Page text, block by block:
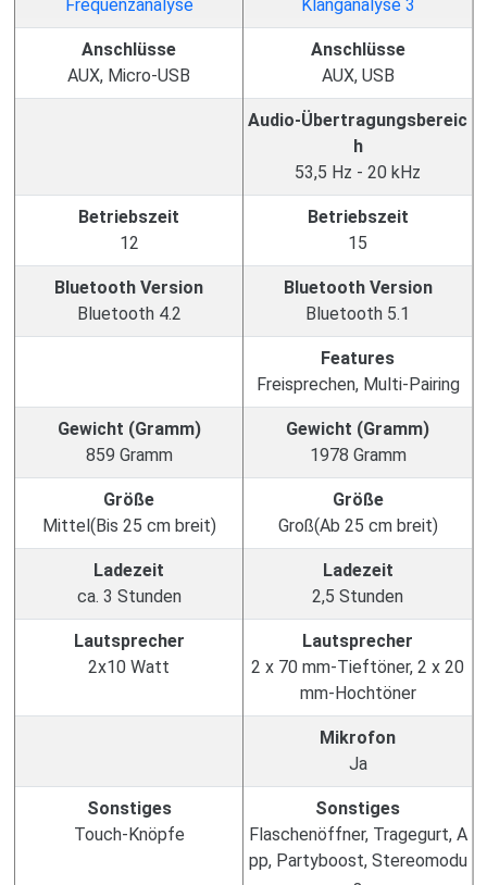
Anschlüsse
AUX, Micro-USB
Anschlüsse
AUX, USB
Audio-Übertragungsbereic
h
53,5 Hz - 20 kHz
Betriebszeit
12
Betriebszeit
15
Bluetooth Version
Bluetooth 4.2
Bluetooth Version
Bluetooth 5.1
Features
Freisprechen, Multi-Pairing
Gewicht (Gramm)
859 Gramm
Gewicht (Gramm)
1978 Gramm
Größe
Mittel(Bis 25 cm breit)
Größe
Groß(Ab 25 cm breit)
Ladezeit
ca. 3 Stunden
Ladezeit
2,5 Stunden
Lautsprecher
2x10 Watt
Lautsprecher
2 x 70 mm-Tieftöner, 2 x 20
mm-Hochtöner
Mikrofon
Ja
Sonstiges
Touch-Knöpfe
Sonstiges
Flaschenöffner, Tragegurt, A
pp, Partyboost, Stereomodu